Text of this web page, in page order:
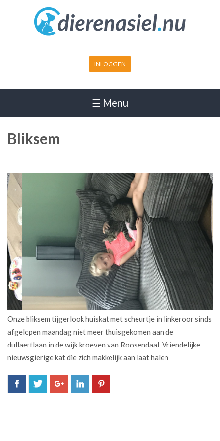
INLOGGEN
☰ Menu
Bliksem
Onze bliksem tijgerlook huiskat met scheurtje in linkeroor sinds
afgelopen maandag niet meer thuisgekomen aan de
dullaertlaan in de wijk kroeven van Roosendaal. Vriendelijke
nieuwsgierige kat die zich makkelijk aan laat halen